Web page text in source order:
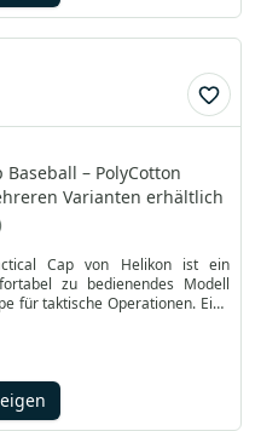
Baseball – PolyCotton
Varianten erhältlich
Cap von Helikon ist ein
zu bedienendes Modell
für taktische Operationen. Eine
Rückseite der Mütze mit
was die Handhabung
Krempe in der gleichen Farbe
sorgt für einen einheitlichen